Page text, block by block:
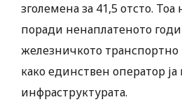
зголемена за 41,5 отсто.
поради ненаплатеното
железничкото транспортно
како единствен оператор ја
инфраструктурата.